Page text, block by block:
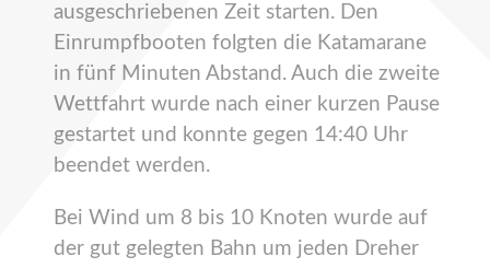
ausgeschriebenen Zeit starten. Den
Einrumpfbooten folgten die Katamarane
in fünf Minuten Abstand. Auch die zweite
Wettfahrt wurde nach einer kurzen Pause
gestartet und konnte gegen 14:40 Uhr
beendet werden.
Bei Wind um 8 bis 10 Knoten wurde auf
der gut gelegten Bahn um jeden Dreher